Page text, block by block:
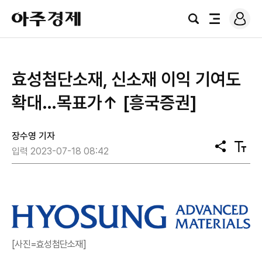
아
주
경
검
전
로
그
효성첨단소재, 신소재 이익 기여도
확대…목표가↑ [흥국증권]
장수영 기자
입력 2023-07-18 08:42
공
유
텍
스
[사진=효성첨단소재]